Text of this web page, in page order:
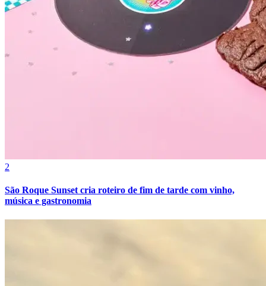
2
São Roque Sunset cria roteiro de fim de tarde com vinho,
música e gastronomia